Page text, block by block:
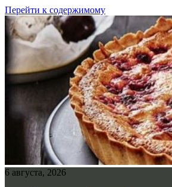
Перейти к содержимому
6 августа, 2026